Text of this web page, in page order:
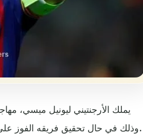
يملك الأرجنتيني ليونيل ميسي،
وذلك في حال تحقيق فريقه الفوز على مضيفه أتلتيكو مدريد، اليوم، في الجولة 13 من البطولة.